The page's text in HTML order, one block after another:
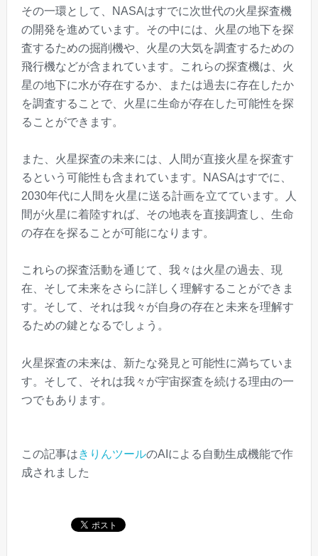
その一環として、NASAはすでに次世代の火星探査機
の開発を進めています。その中には、火星の地下を探
査するための掘削機や、火星の大気を調査するための
飛行機などが含まれています。これらの探査機は、火
星の地下に水が存在するか、または過去に存在したか
を調査することで、火星に生命が存在した可能性を探
ることができます。
また、火星探査の未来には、人間が直接火星を探査す
るという可能性も含まれています。NASAはすでに、
2030年代に人間を火星に送る計画を立てています。人
間が火星に着陸すれば、その地表を直接調査し、生命
の存在を探ることが可能になります。
これらの探査活動を通じて、我々は火星の過去、現
在、そして未来をさらに詳しく理解することができま
す。そして、それは我々が自身の存在と未来を理解す
るための鍵となるでしょう。
火星探査の未来は、新たな発見と可能性に満ちていま
す。そして、それは我々が宇宙探査を続ける理由の一
つでもあります。
この記事はきりんツールのAIによる自動生成機能で作
成されました